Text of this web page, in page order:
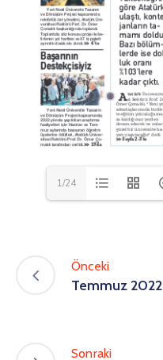
1/24
Önceki
Temmuz 2022
Sonraki